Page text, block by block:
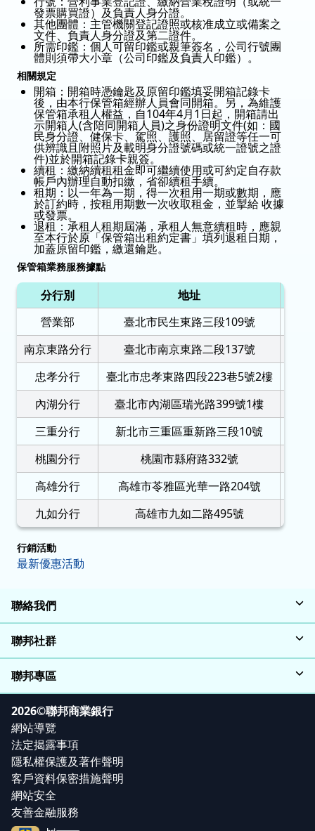
發票購買證）及負責人身分證。
其他團體：主管機關登記證照或核准成立或備案之
文件、負責人身分證及第二證件。
所需印鑑：個人可留印鑑或親筆簽名，公司行號團
體則須帶大小章（公司印鑑及負責人印鑑）。
相關規定
開箱：開箱時憑鑰匙及原留印鑑填妥開箱記錄卡
後，由本行保管箱經辦人員會同開箱。另，為維護
保管箱承租人權益，自104年4月1日起，開箱請出
示開箱人(含陪同開箱人員)之身份證明文件(如：國
民身分證、健保卡、駕照、護照、居留證等任一可
供辨識且附照片及載明身分證號碼或統一證號之證
件)並於開箱記錄卡親簽。
續租：繳納續租租金即可繼續使用或可約定自存款
帳戶內辦理自動扣繳，省卻續租手續。
租期：以一年為一期，得一次租用一期或數期，應
於訂約時，按租用期數一次收取租金，並掣給 收據
或發票。
退租：承租人租期屆滿，承租人無意續租時，應親
至本行於原「保管箱出租約定書」填列退租日期，
加蓋原留印鑑，繳還鑰匙。
保管箱業務服務據點
分行別 地址
營業部
臺北市民生東路三段109號
南京東路分行
臺北市南京東路二段137號
忠孝分行
臺北市忠孝東路四段223巷5號2樓
內湖分行
臺北市內湖區瑞光路399號1樓
三重分行
新北市三重區重新路三段10號
桃園分行
桃園市縣府路332號
高雄分行
高雄市苓雅區光華一路204號
九如分行
高雄市九如二路495號
行銷活動
最新優惠活動
聯絡我們
聯邦社群
聯邦專區
2026©聯邦商業銀行
網站導覽
法定揭露事項
隱私權保護及著作聲明
客戶資料保密措施聲明
網站安全
友善金融服務